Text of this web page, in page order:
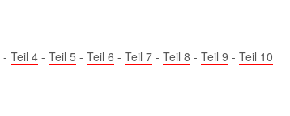
- Teil 4 - Teil 5 - Teil 6 - Teil 7 - Teil 8 - Teil 9 - Teil 10